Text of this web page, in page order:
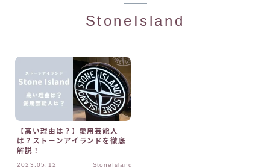
TOPページ
ブランド
メンズ
ファッション
StoneIsland
【高い理由は？】愛用芸能人
は？ストーンアイランドを徹底
解説！
2023.05.12 StoneIsland